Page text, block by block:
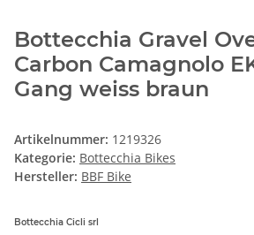
Bottecchia Gravel
Carbon Camagnolo
Gang weiss braun
Artikelnummer: 1219326
Kategorie: Bottecchia Bikes
Hersteller: BBF Bike
Bottecchia Cicli srl